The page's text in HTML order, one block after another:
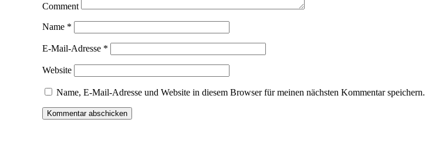
Comment
Name *
E-Mail-Adresse *
Website
Name, E-Mail-Adresse und Website in diesem Browser für meinen nächsten Kommentar speichern.